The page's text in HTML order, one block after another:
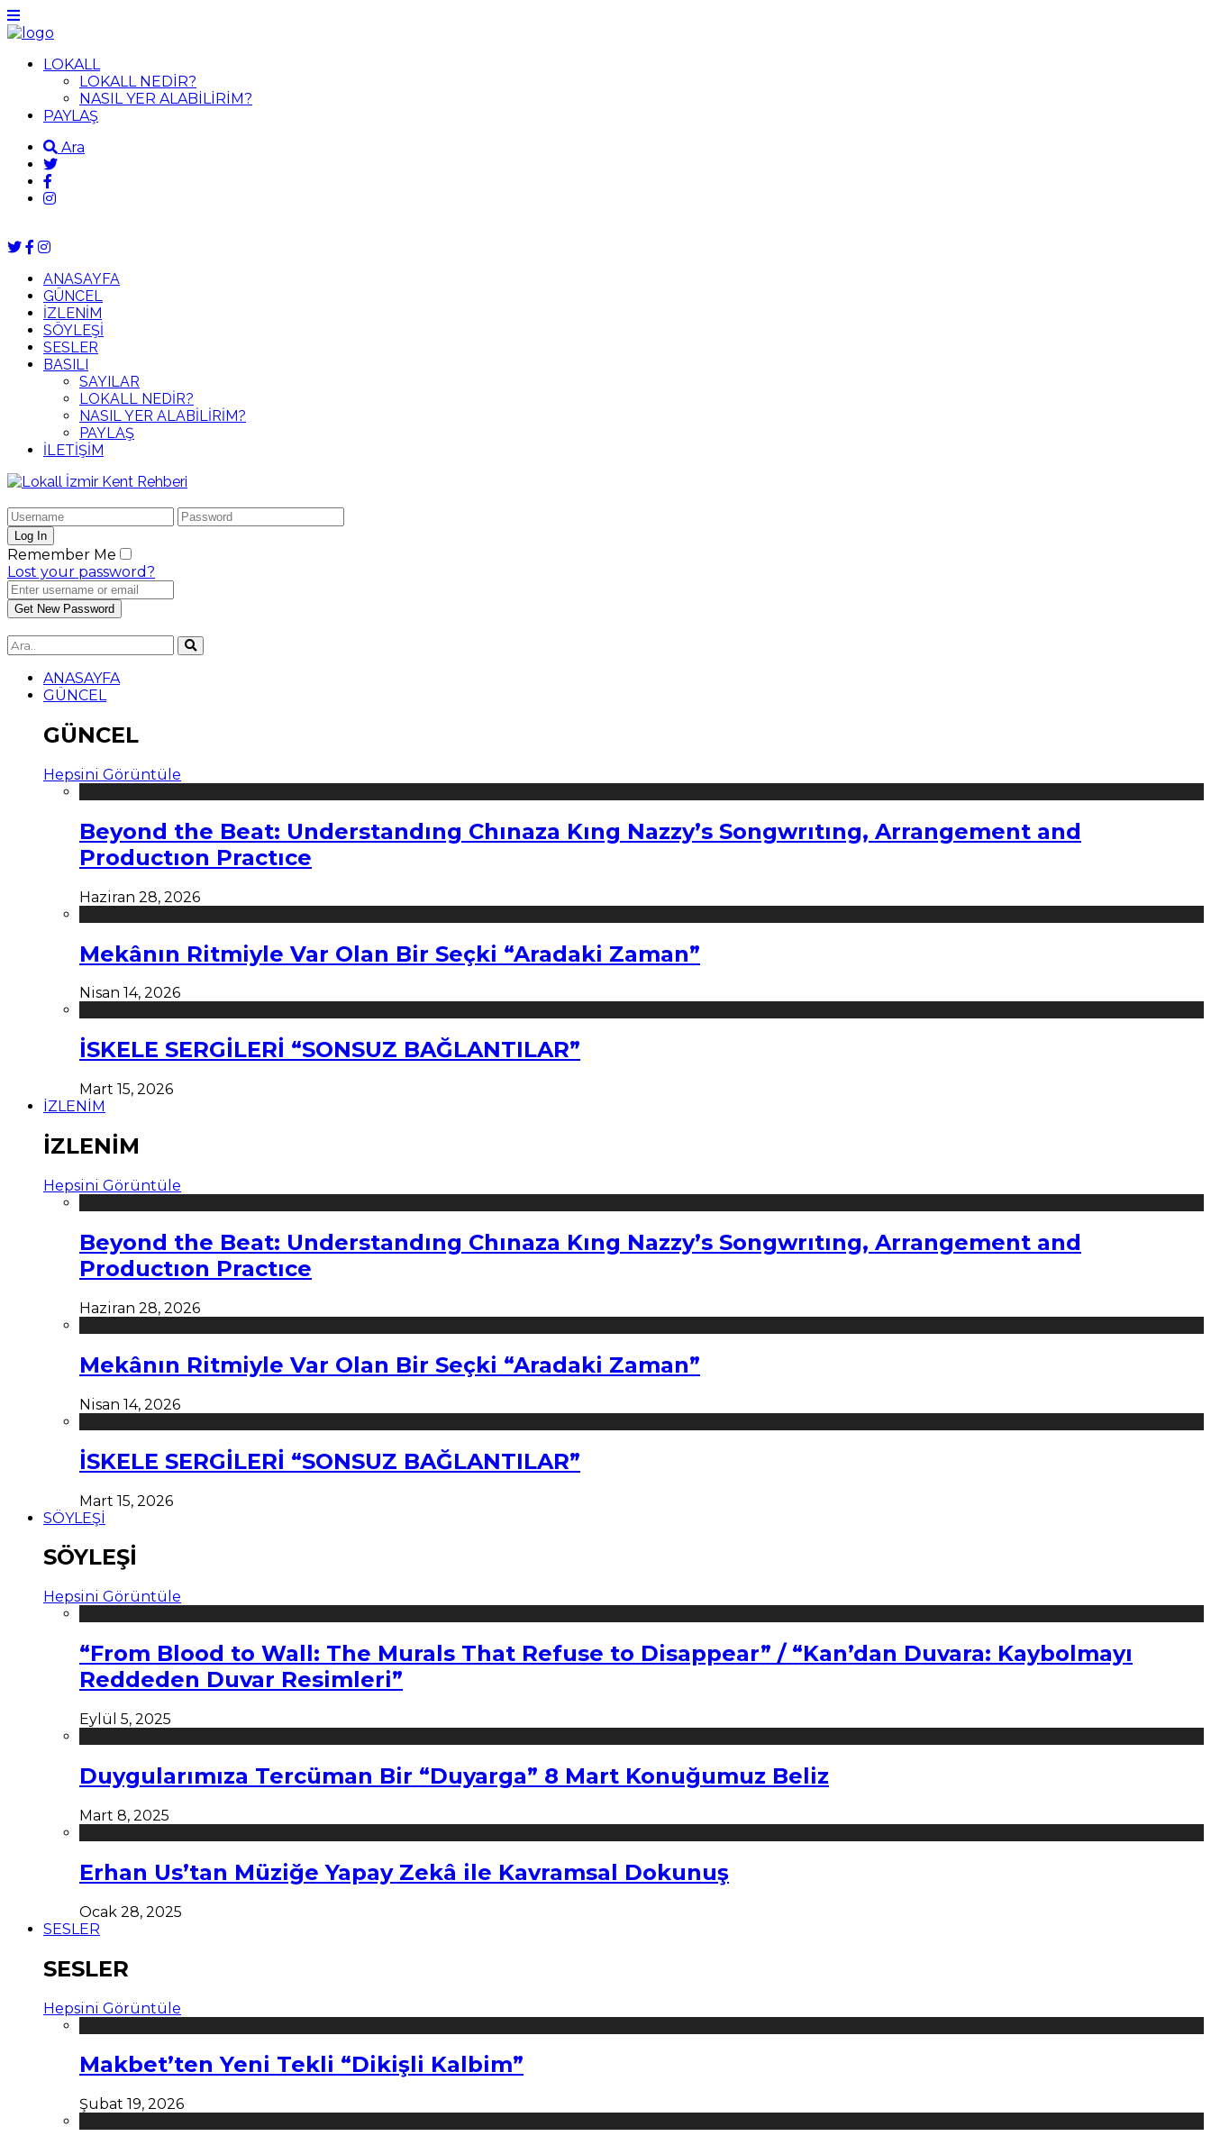
LOKALL
LOKALL NEDİR?
NASIL YER ALABİLİRİM?
PAYLAŞ
Ara
ANASAYFA
GÜNCEL
İZLENİM
SÖYLEŞİ
SESLER
BASILI
SAYILAR
LOKALL NEDİR?
NASIL YER ALABİLİRİM?
PAYLAŞ
İLETİŞİM
Remember Me
Lost your password?
ANASAYFA
GÜNCEL
GÜNCEL
Hepsini Görüntüle
Beyond the Beat: Understandıng Chınaza Kıng Nazzy’s Songwrıtıng, Arrangement and
Productıon Practıce
Haziran 28, 2026
Mekânın Ritmiyle Var Olan Bir Seçki “Aradaki Zaman”
Nisan 14, 2026
İSKELE SERGİLERİ “SONSUZ BAĞLANTILAR”
Mart 15, 2026
İZLENİM
İZLENİM
Hepsini Görüntüle
Beyond the Beat: Understandıng Chınaza Kıng Nazzy’s Songwrıtıng, Arrangement and
Productıon Practıce
Haziran 28, 2026
Mekânın Ritmiyle Var Olan Bir Seçki “Aradaki Zaman”
Nisan 14, 2026
İSKELE SERGİLERİ “SONSUZ BAĞLANTILAR”
Mart 15, 2026
SÖYLEŞİ
SÖYLEŞİ
Hepsini Görüntüle
“From Blood to Wall: The Murals That Refuse to Disappear” / “Kan’dan Duvara: Kaybolmayı
Reddeden Duvar Resimleri”
Eylül 5, 2025
Duygularımıza Tercüman Bir “Duyarga” 8 Mart Konuğumuz Beliz
Mart 8, 2025
Erhan Us’tan Müziğe Yapay Zekâ ile Kavramsal Dokunuş
Ocak 28, 2025
SESLER
SESLER
Hepsini Görüntüle
Makbet’ten Yeni Tekli “Dikişli Kalbim”
Şubat 19, 2026